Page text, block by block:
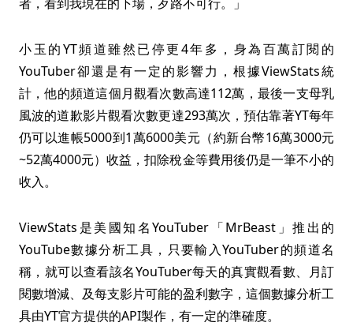
小玉的YT頻道雖然已停更4年多，身為百萬訂閱的
YouTuber卻還是有一定的影響力，根據ViewStats統
計，他的頻道這個月觀看次數高達112萬，最後一支母乳
風波的道歉影片觀看次數更達293萬次，預估靠著YT每年
仍可以進帳5000到1萬6000美元（約新台幣16萬3000元
~52萬4000元）收益，扣除稅金等費用後仍是一筆不小的
收入。
ViewStats是美國知名YouTuber「MrBeast」推出的
YouTube數據分析工具，只要輸入YouTuber的頻道名
稱，就可以查看該名YouTuber每天的真實觀看數、月訂
閱數增減、及每支影片可能的盈利數字，這個數據分析工
具由YT官方提供的API製作，有一定的準確度。